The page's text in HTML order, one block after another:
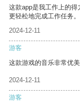
这款app是我工作上的
更轻松地完成工作任务。
2024-12-11
游客
这款游戏的音乐非常优
2024-12-11
游客